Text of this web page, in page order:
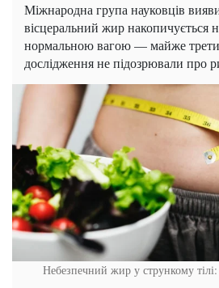
Міжнародна група науковців
вісцеральний жир накопичується
нормальною вагою — майже
дослідження не підозрювали про
Небезпечний жир у стрункому